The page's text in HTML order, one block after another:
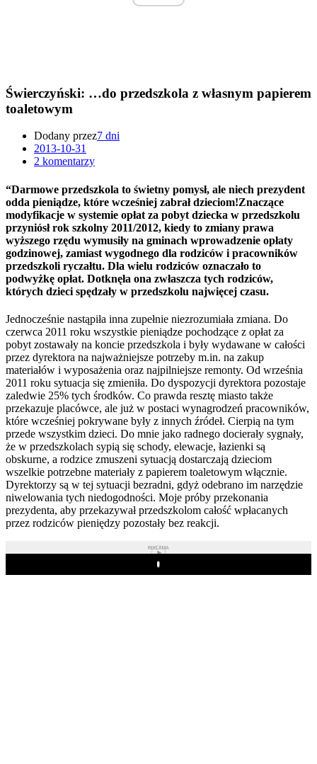
Świerczyński: …do przedszkola z własnym papierem
toaletowym
Dodany przez7 dni
2013-10-31
2 komentarzy
“Darmowe przedszkola to świetny pomysł, ale niech prezydent
odda pieniądze, które wcześniej zabrał dzieciom!Znaczące
modyfikacje w systemie opłat za pobyt dziecka w przedszkolu
przyniósł rok szkolny 2011/2012, kiedy to zmiany prawa
wyższego rzędu wymusiły na gminach wprowadzenie opłaty
godzinowej, zamiast wygodnego dla rodziców i pracowników
przedszkoli ryczałtu. Dla wielu rodziców oznaczało to
podwyżkę opłat. Dotknęła ona zwłaszcza tych rodziców,
których dzieci spędzały w przedszkolu najwięcej czasu.
Jednocześnie nastąpiła inna zupełnie niezrozumiała zmiana. Do
czerwca 2011 roku wszystkie pieniądze pochodzące z opłat za
pobyt zostawały na koncie przedszkola i były wydawane w całości
przez dyrektora na najważniejsze potrzeby m.in. na zakup
materiałów i wyposażenia oraz najpilniejsze remonty. Od września
2011 roku sytuacja się zmieniła. Do dyspozycji dyrektora pozostaje
zaledwie 25% tych środków. Co prawda resztę miasto także
przekazuje placówce, ale już w postaci wynagrodzeń pracowników,
które wcześniej pokrywane były z innych źródeł. Cierpią na tym
przede wszystkim dzieci. Do mnie jako radnego docierały sygnały,
że w przedszkolach sypią się schody, elewacje, łazienki są
obskurne, a rodzice zmuszeni sytuacją dostarczają dzieciom
wszelkie potrzebne materiały z papierem toaletowym włącznie.
Dyrektorzy są w tej sytuacji bezradni, gdyż odebrano im narzędzie
niwelowania tych niedogodności. Moje próby przekonania
prezydenta, aby przekazywał przedszkolom całość wpłacanych
przez rodziców pieniędzy pozostały bez reakcji.
REKLAMA
Play